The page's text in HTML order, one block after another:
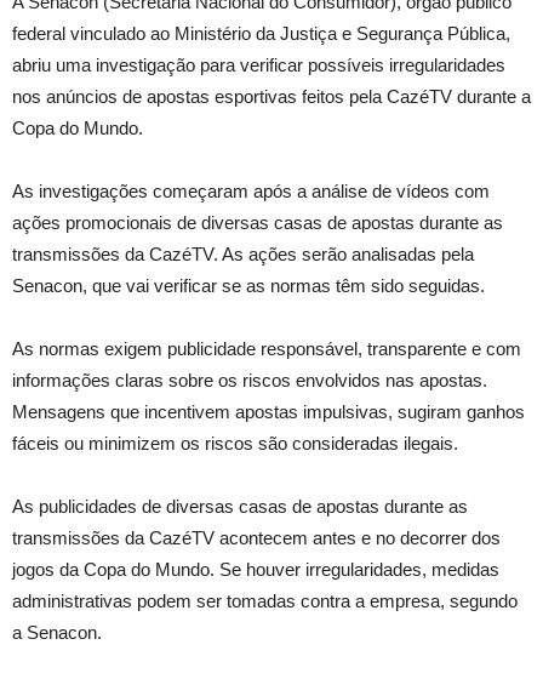
federal vinculado ao Ministério da Justiça e Segurança Pública,
abriu uma investigação para verificar possíveis irregularidades
nos anúncios de apostas esportivas feitos pela CazéTV durante a
Copa do Mundo.
As investigações começaram após a análise de vídeos com
ações promocionais de diversas casas de apostas durante as
transmissões da CazéTV. As ações serão analisadas pela
Senacon, que vai verificar se as normas têm sido seguidas.
As normas exigem publicidade responsável, transparente e com
informações claras sobre os riscos envolvidos nas apostas.
Mensagens que incentivem apostas impulsivas, sugiram ganhos
fáceis ou minimizem os riscos são consideradas ilegais.
As publicidades de diversas casas de apostas durante as
transmissões da CazéTV acontecem antes e no decorrer dos
jogos da Copa do Mundo. Se houver irregularidades, medidas
administrativas podem ser tomadas contra a empresa, segundo
a Senacon.